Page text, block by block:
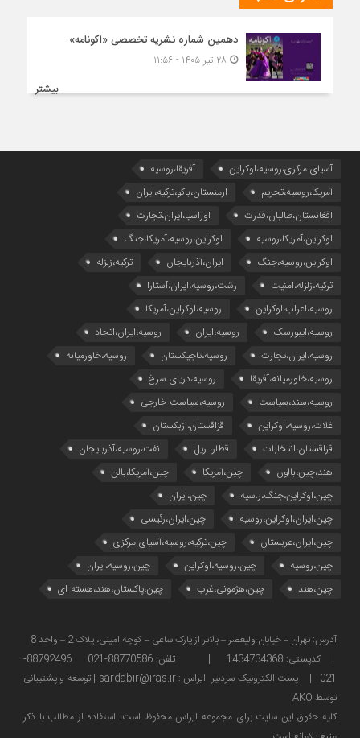
دهمین شماره نشریه تخصصی «اکونامه»
بیشتر
آسیای مرکزی،روسیه،اوکراین
آفریقا،روسیه
آمریکا،روسیه،تحریم
ارمنستان،باکو،ترکیه،ایران
افغانستان،طالبان،قدرت
اوراسیا،ایران،تجارت
اوکراین،آمریکا،روسیه
اوکراین،روسیه،آمریکا،جنگ
اوکراین،روسیه،جنگ
ایران،آذربایجان
ترکیه،زلزله
ترکیه،زلزله،امنیت
رشت،روسیه،ایران،آستارا
روسیه،اعراب،اوکراین
روسیه،اوکراین،آمریکا
روسیه،ایبورسک
روسیه،ایران
روسیه،ایران،اتحاد
روسیه،ایران،تجارت
روسیه،تاجیکستان
روسیه،خاورمیانه
روسیه،خاورمیانه،آفریقا
روسیه،دریای سرخ
روسیه،سند،سیاست
روسیه،سیاست خارجی
غلات،روسیه،اوکراین
قزاقستان،ازبکستان
قزاقستان،انتخابات
قطار، ریل
نفت،روسیه،آذربایجان
هند،چین،بالون
چین،آمریکا
چین،آمریکا،بالن
چین،اوکراین،جنگ،ر.سیه
چین،ایران
چین،ایران،اوکراین،روسیه
چین،ایران،رئیسی
چین،ایران،عربستان
چین،ترکیه،روسیه،آسیای مرکزی
چین،روسیه
چین،روسیه،اوکراین
چین،روسیه،ایران
چین،هند
چین،هژمونی،غرب چین،پاکستان،هند،هسته ای
| کدپستی: 1434734368 | تلفن: 88770586-021 88792496-
021 | پست الکترونیک سردبیر ایراس : sardabir@iras.ir |
توسعه و پشتیبانی
توسط AKO
كليه حقوق این سایت برای مجموعه ایراس محفوظ است، استفاده از مطالب با ذكر